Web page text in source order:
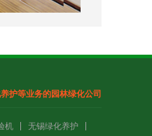
护等业务的园林绿化公司
机 无锡绿化养护